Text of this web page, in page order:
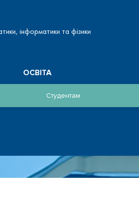
інформатики та фізики
ОСВІТА
Студентам